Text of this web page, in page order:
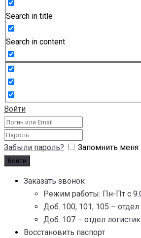
Search in title
Search in content
Войти
Забыли пароль? Запомнить меня
Заказать звонок
Режим работы: Пн-Пт с
Доб. 100, 101, 105 –
Доб. 107 – отдел
Восстановить паспорт